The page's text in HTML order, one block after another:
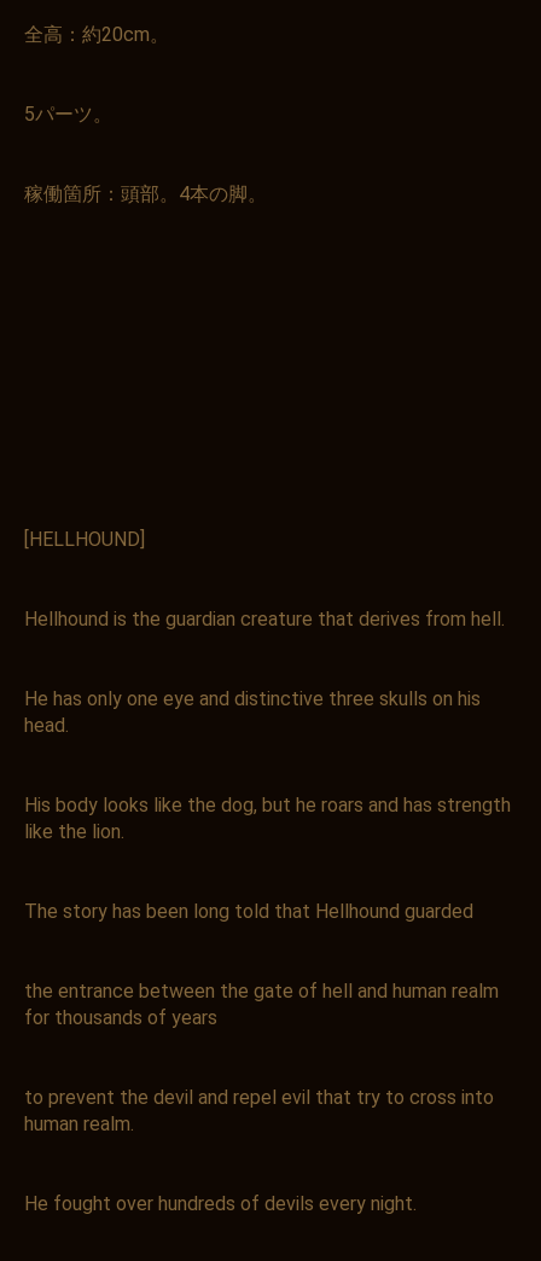
全高：約20cm。
5パーツ。
稼働箇所：頭部。4本の脚。
[HELLHOUND]
Hellhound is the guardian creature that derives from hell.
He has only one eye and distinctive three skulls on his
head.
His body looks like the dog, but he roars and has strength
like the lion.
The story has been long told that Hellhound guarded
the entrance between the gate of hell and human realm
for thousands of years
to prevent the devil and repel evil that try to cross into
human realm.
He fought over hundreds of devils every night.